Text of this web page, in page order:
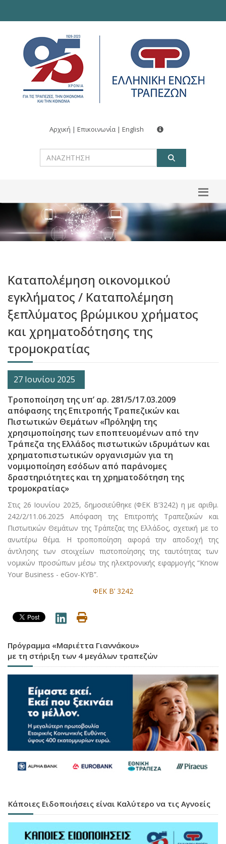
Αρχική | Επικοινωνία | English
Καταπολέμηση οικονομικού
εγκλήματος / Καταπολέμηση
ξεπλύματος βρώμικου χρήματος
και χρηματοδότησης της
τρομοκρατίας
27 Ιουνίου 2025
Τροποποίηση της υπ’ αρ. 281/5/17.03.2009
απόφασης της Επιτροπής Τραπεζικών και
Πιστωτικών Θεμάτων «Πρόληψη της
χρησιμοποίησης των εποπτευομένων από την
Τράπεζα της Ελλάδος πιστωτικών ιδρυμάτων και
χρηματοπιστωτικών οργανισμών για τη
νομιμοποίηση εσόδων από παράνομες
δραστηριότητες και τη χρηματοδότηση της
τρομοκρατίας»
Στις 26 Ιουνίου 2025, δημοσιεύθηκε (ΦΕΚ Β’3242) η με αριθμ.
242/2/11.06.2025 Απόφαση της Επιτροπής Τραπεζικών και
Πιστωτικών Θεμάτων της Τράπεζας της Ελλάδος, σχετική με το
ανωτέρω θέμα. Η τροποποίηση αφορά την αποδοχή της
άντλησης των στοιχείων πιστοποίησης της ταυτότητας των
νομικών προσώπων μέσω της ηλεκτρονικής εφαρμογής “Know
Your Business - eGov-ΚΥΒ”.
ΦΕΚ Β’ 3242
Πρόγραμμα «Μαριέττα Γιαννάκου»
με τη στήριξη των 4 μεγάλων τραπεζών
Κάποιες Ειδοποιήσεις είναι Καλύτερο να τις Αγνοείς